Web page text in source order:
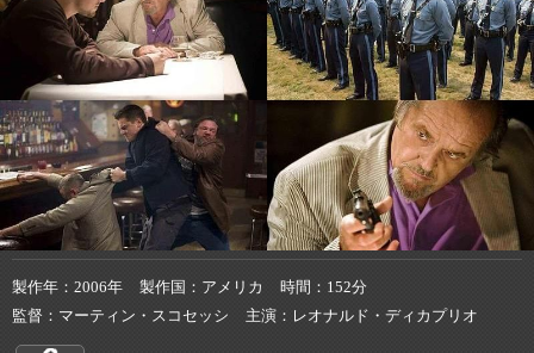
製作年 2006年 製作国 アメリカ 時間
152分
監督
マーティン・スコセッシ 主演 レオナルド・ディカプリオ